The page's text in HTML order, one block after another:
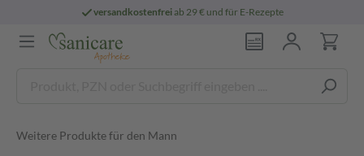
versandkostenfreiab 29 € und für E-Rezepte
Weitere Produkte für den Mann